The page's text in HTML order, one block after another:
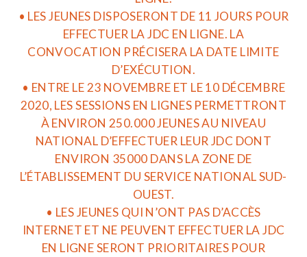
• LES JEUNES DISPOSERONT DE 11 JOURS POUR
EFFECTUER LA JDC EN LIGNE. LA
CONVOCATION PRÉCISERA LA DATE LIMITE
D’EXÉCUTION.
• ENTRE LE 23 NOVEMBRE ET LE 10 DÉCEMBRE
2020, LES SESSIONS EN LIGNES PERMETTRONT
À ENVIRON 250.000 JEUNES AU NIVEAU
NATIONAL D’EFFECTUER LEUR JDC DONT
ENVIRON 35000 DANS LA ZONE DE
L’ÉTABLISSEMENT DU SERVICE NATIONAL SUD-
OUEST.
• LES JEUNES QUI N’ONT PAS D’ACCÈS
INTERNET ET NE PEUVENT EFFECTUER LA JDC
EN LIGNE SERONT PRIORITAIRES POUR